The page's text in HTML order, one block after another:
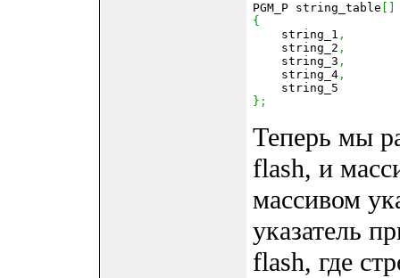
PGM_P string_table
{
string_1 ,
    string_2
,
    string_3
,
    string_4
,
} ;
Теперь мы
flash, и
массивом
указатель
flash, где